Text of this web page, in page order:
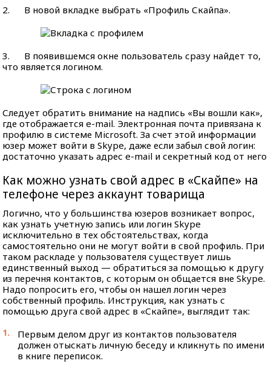
2. В новой вкладке выбрать «Профиль Скайпа».
3. В появившемся окне пользователь сразу найдет то,
что является логином.
Следует обратить внимание на надпись «Вы вошли как»,
где отображается e-mail. Электронная почта привязана к
профилю в системе Microsoft. За счет этой информации
юзер может войти в Skype, даже если забыл свой логин:
достаточно указать адрес e-mail и секретный код от него
Как можно узнать свой адрес в «Скайпе» на
телефоне через аккаунт товарища
Логично, что у большинства юзеров возникает вопрос,
как узнать учетную запись или логин Skype
исключительно в тех обстоятельствах, когда
самостоятельно они не могут войти в свой профиль. При
таком раскладе у пользователя существует лишь
единственный выход — обратиться за помощью к другу
из перечня контактов, с которым он общается вне Skype.
Надо попросить его, чтобы он нашел логин через
собственный профиль. Инструкция, как узнать с
помощью друга свой адрес в «Скайпе», выглядит так:
Первым делом друг из контактов пользователя
должен отыскать личную беседу и кликнуть по имени
в книге переписок.